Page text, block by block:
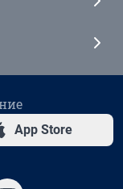
App Store